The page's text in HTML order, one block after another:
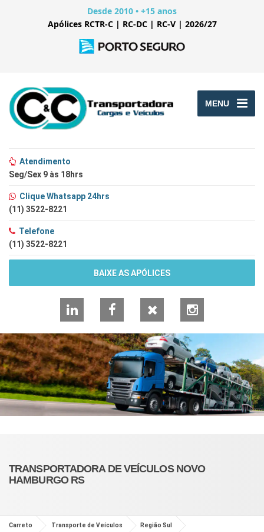
Desde 2010 • +15 anos
Apólices RCTR-C | RC-DC | RC-V | 2026/27
MENU
Atendimento
Seg/Sex 9 às 18hrs
Clique Whatsapp 24hrs
(11) 3522-8221
Telefone
(11) 3522-8221
BAIXE AS APÓLICES
LinkedInFacebook Instagram
TRANSPORTADORA DE VEÍCULOS NOVO
HAMBURGO RS
Carreto Transporte de Veículos Região Sul